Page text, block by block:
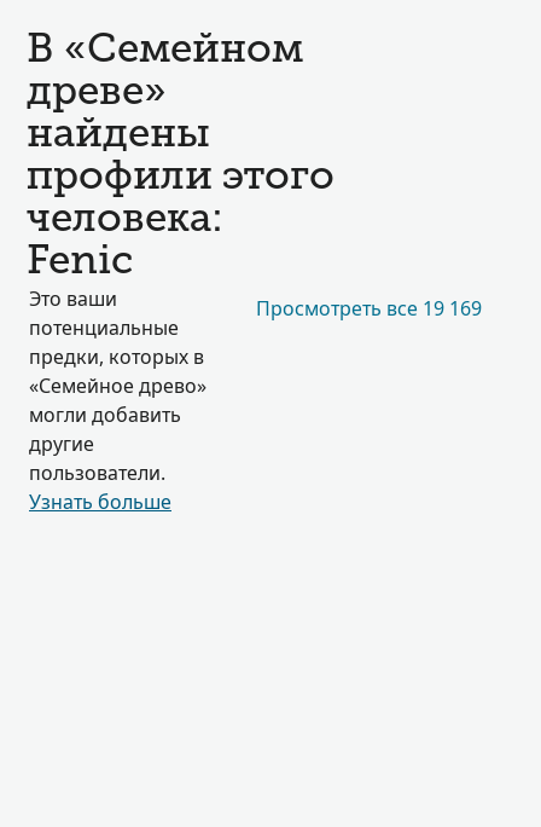
В «Семейном
древе»
найдены
профили этого
человека:
Fenic
Это ваши
потенциальные
предки, которых в
«Семейное древо»
могли добавить
другие
пользователи.
Узнать больше
Просмотреть все 19 169